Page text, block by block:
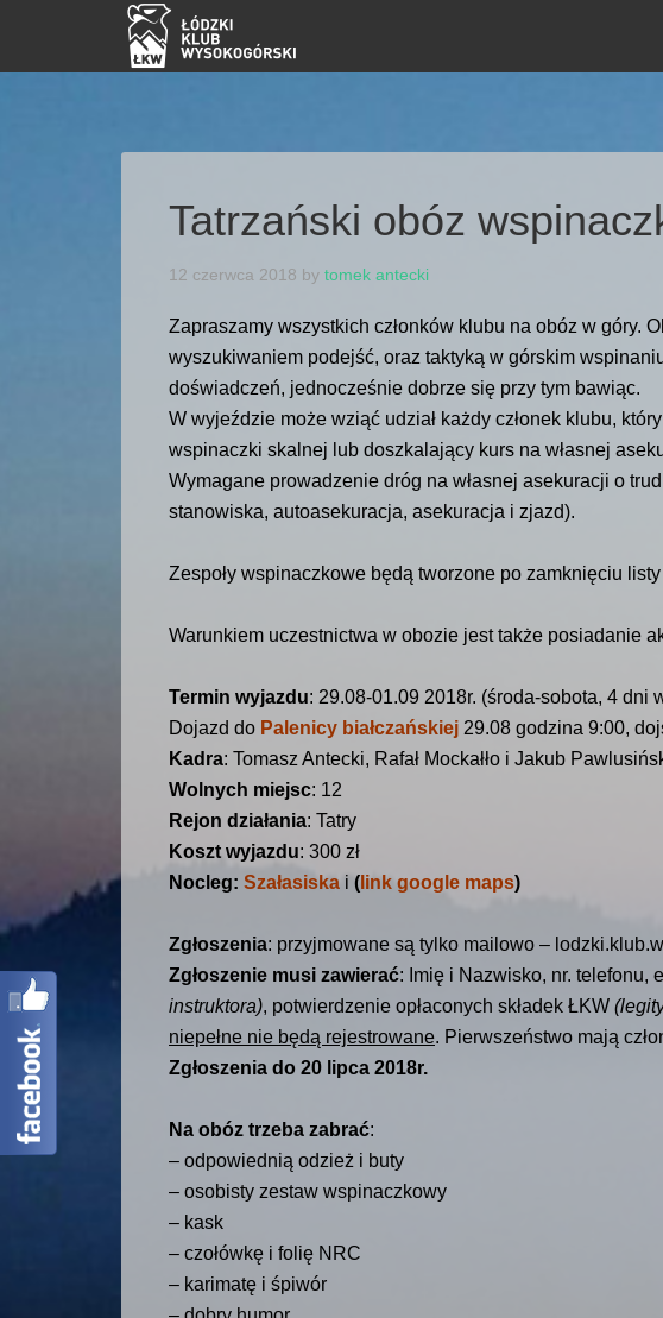
Tatrzański obóz
12 czerwca 2018 by tomek antecki
Zapraszamy wszystkich członków klubu na obóz w góry.
wyszukiwaniem podejść, oraz taktyką w górskim
doświadczeń, jednocześnie dobrze się przy tym bawiąc.
W wyjeździe może wziąć udział każdy członek klubu,
wspinaczki skalnej lub doszkalający kurs na własnej
Wymagane prowadzenie dróg na własnej asekuracji o
stanowiska, autoasekuracja, asekuracja i zjazd).
Zespoły wspinaczkowe będą tworzone po zamknięciu
Warunkiem uczestnictwa w obozie jest także posiadanie
Termin wyjazdu: 29.08-01.09 2018r. (środa-sobota, 4 dni
Dojazd do Palenicy białczańskiej 29.08 godzina 9:00,
Kadra: Tomasz Antecki, Rafał Mockałło i Jakub
Wolnych miejsc: 12
Rejon działania: Tatry
Koszt wyjazdu: 300 zł
Nocleg: Szałasiska i ( link google maps)
Zgłoszenia: przyjmowane są tylko mailowo –
Zgłoszenie musi zawierać: Imię i Nazwisko, nr. telefonu,
instruktora), potwierdzenie opłaconych składek ŁKW
niepełne nie będą rejestrowane. Pierwszeństwo mają
Zgłoszenia do 20 lipca 2018r.
Na obóz trzeba zabrać:
– odpowiednią odzież i buty
– osobisty zestaw wspinaczkowy
– kask
– czołówkę i folię NRC
– karimatę i śpiwór